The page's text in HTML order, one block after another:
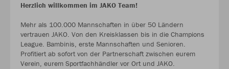
Herzlich willkommen im JAKO Team!
Mehr als 100.000 Mannschaften in über 50 Ländern
vertrauen JAKO. Von den Kreisklassen bis in die Champions
League. Bambinis, erste Mannschaften und Senioren.
Profitiert ab sofort von der Partnerschaft zwischen eurem
Verein, eurem Sportfachhändler vor Ort und JAKO.